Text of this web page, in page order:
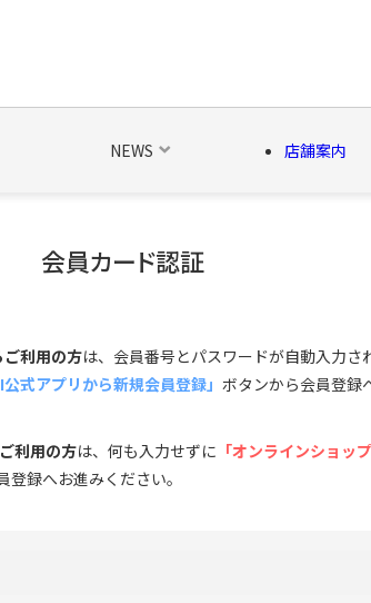
NEWS 店舗案内
ト・関連商品 新商品 シーズン品
会員カード認証
利用の方は、会員番号とパスワードが自動入力さ
公式アプリから新規会員登録」 ボタンから会員登録
利用の方は、何も入力せずに 「オンラインショッ
登録へお進みください。